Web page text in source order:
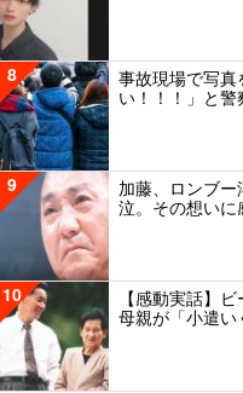
8
事故現場で写真
い！！！」と警
9
加藤、ロンブ
泣。その想いに
10
【感動実話】
母親が「小遣